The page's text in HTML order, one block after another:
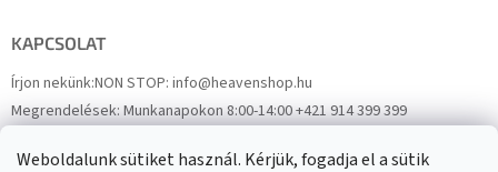
Weboldalunk sütiket használ. Kérjük, fogadja el a sütik
KAPCSOLAT
Írjon nekünk:NON STOP: info@heavenshop.hu
Megrendelések:Munkanapokon 8:00-14:00 +421 914 399 399
FacebookHeavenShop.sk